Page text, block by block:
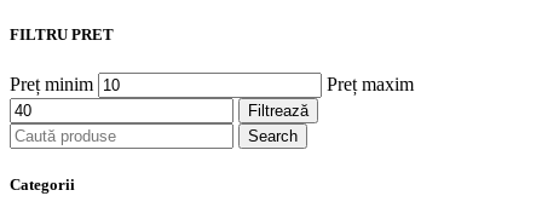
FILTRU PRET
Preț minim Preț maxim
Filtrează
Search
Categorii